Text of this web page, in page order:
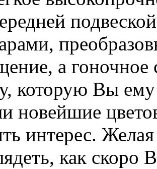
а
которую Вы
новейшие
интерес.
как